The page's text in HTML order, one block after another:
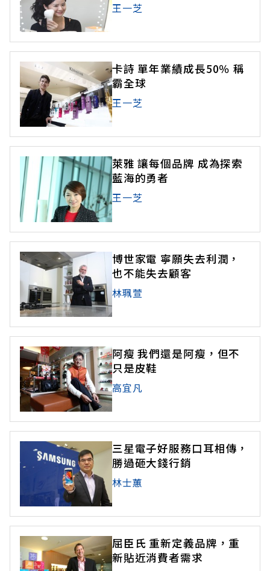
王一芝
卡詩 單年業績成長50％ 稱
霸全球
王一芝
萊雅 讓每個品牌 成為探索
藍海的勇者
王一芝
博世家電 寧願失去利潤，
也不能失去顧客
林珮萱
阿瘦 我們還是阿瘦，但不
只是皮鞋
高宜凡
三星電子好服務口耳相傳，
勝過砸大錢行銷
林士蕙
屈臣氏 重新定義品牌，重
新貼近消費者需求